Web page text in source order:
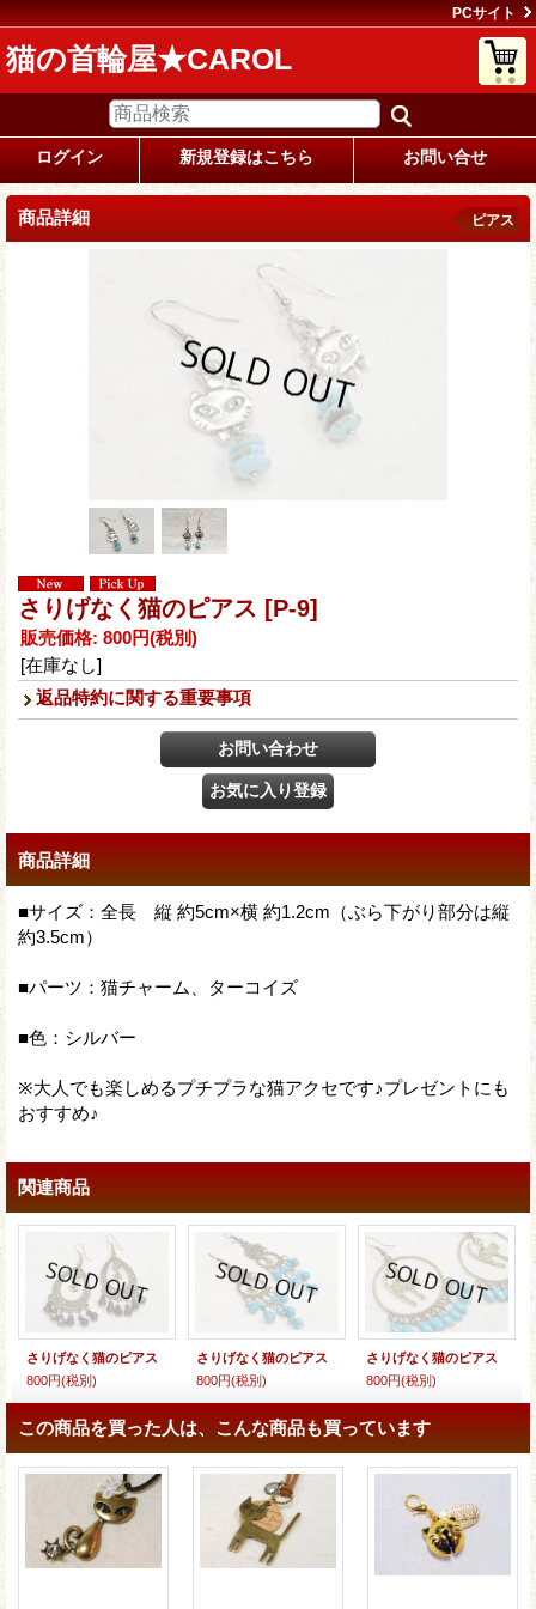
PCサイト
猫の首輪屋★CAROL
ログイン 新規登録はこちら お問い合せ
商品詳細 ピアス
さりげなく猫のピアス [P-9]
販売価格: 800円(税別)
[在庫なし]
返品特約に関する重要事項
商品詳細
■サイズ：全長 縦 約5cm×横 約1.2cm（ぶら下がり部分は縦
約3.5cm）
■パーツ：猫チャーム、ターコイズ
■色：シルバー
※大人でも楽しめるプチプラな猫アクセです♪プレゼントにも
おすすめ♪
関連商品
さりげなく猫のピアス
800円(税別)
さりげなく猫のピアス
800円(税別)
さりげなく猫のピアス
800円(税別)
この商品を買った人は、こんな商品も買っています